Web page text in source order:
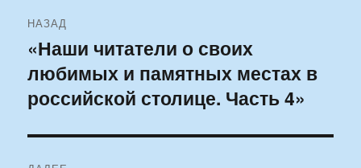
по
записям
НАЗАД
Предыдущая
запись:
«Наши читатели о своих
любимых и памятных местах в
российской столице. Часть 4»